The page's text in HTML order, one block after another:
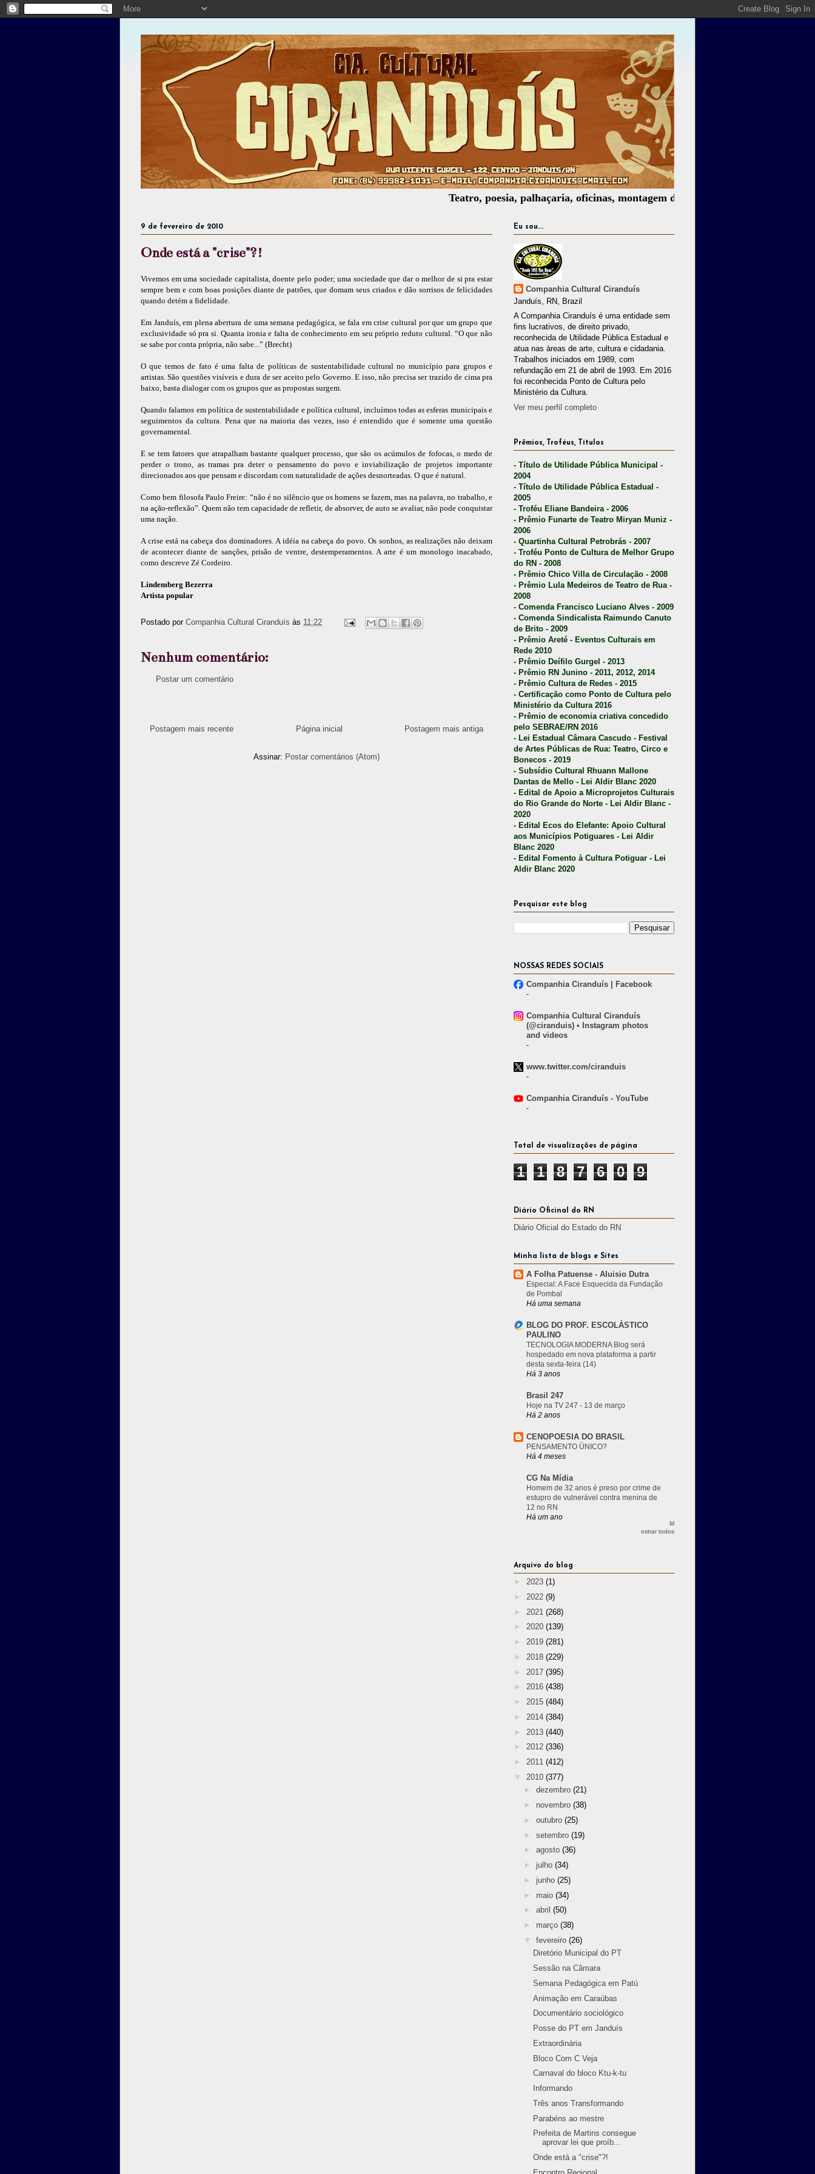
Teatro, poesia, palhaçaria, oficinas, montagem de espetáculos, assessoria cultural,
9 de fevereiro de 2010
Onde está a "crise"?!
Vivemos em uma sociedade capitalista, doente pelo poder; uma sociedade que dar o melhor de si pra estar
sempre bem e com boas posições diante de patrões, que domam seus criados e dão sorrisos de felicidades
quando detém a fidelidade.
Em Janduís, em plena abertura de uma semana pedagógica, se fala em crise cultural por que um grupo que
exclusividade só pra si. Quanta ironia e falta de conhecimento em seu próprio reduto cultural. “O que não
se sabe por conta própria, não sabe...” (Brecht)
O que temos de fato é uma falta de políticas de sustentabilidade cultural no município para grupos e
artistas. São questões visíveis e dura de ser aceito pelo Governo. E isso, não precisa ser trazido de cima pra
baixo, basta dialogar com os grupos que as propostas surgem.
Quando falamos em política de sustentabilidade e política cultural, incluímos todas as esferas municipais e
seguimentos da cultura. Pena que na maioria das vezes, isso é entendido que é somente uma questão
governamental.
E se tem fatores que atrapalham bastante qualquer processo, que são os acúmulos de fofocas, o medo de
perder o trono, as tramas pra deter o pensamento do povo e inviabilização de projetos importante
direcionados aos que pensam e discordam com naturalidade de ações desnorteadas. O que é natural.
Como bem filosofa Paulo Freire: “não é no silêncio que os homens se fazem, mas na palavra, no trabalho, e
na ação-reflexão”. Quem não tem capacidade de refletir, de absorver, de auto se avaliar, não pode conquistar
uma nação.
A crise está na cabeça dos dominadores. A idéia na cabeça do povo. Os sonhos, as realizações não deixam
de acontecer diante de sanções, prisão de ventre, destemperamentos. A arte é um monologo inacabado,
como descreve Zé Cordeiro.
Lindemberg Bezerra
Artista popular
Postado por Companhia Cultural Ciranduís às 11:22
Nenhum comentário:
Postar um comentário
Postagem mais recente Postagem mais antiga
Página inicial
Assinar: Postar comentários (Atom)
Eu sou...
Companhia Cultural Ciranduís
Janduís, RN, Brazil
A Companhia Ciranduís é uma entidade sem
fins lucrativos, de direito privado,
reconhecida de Utilidade Pública Estadual e
atua nas àreas de arte, cultura e cidadania.
Trabalhos iniciados em 1989, com
refundação em 21 de abril de 1993. Em 2016
foi reconhecida Ponto de Cultura pelo
Ministério da Cultura.
Ver meu perfil completo
Prêmios, Troféus, Títulos
- Título de Utilidade Pública Municipal -
2004
- Título de Utilidade Pública Estadual -
2005
- Troféu Eliane Bandeira - 2006
- Prêmio Funarte de Teatro Miryan Muniz -
2006
- Quartinha Cultural Petrobrás - 2007
- Troféu Ponto de Cultura de Melhor Grupo
do RN - 2008
- Prêmio Chico Villa de Circulação - 2008
- Prêmio Lula Medeiros de Teatro de Rua -
2008
- Comenda Francisco Luciano Alves - 2009
- Comenda Sindicalista Raimundo Canuto
de Brito - 2009
- Prêmio Areté - Eventos Culturais em
Rede 2010
- Prêmio Deífilo Gurgel - 2013
- Prêmio RN Junino - 2011, 2012, 2014
- Prêmio Cultura de Redes - 2015
- Certificação como Ponto de Cultura pelo
Ministério da Cultura 2016
- Prêmio de economia criativa concedido
pelo SEBRAE/RN 2016
- Lei Estadual Câmara Cascudo - Festival
de Artes Públicas de Rua: Teatro, Circo e
Bonecos - 2019
- Subsídio Cultural Rhuann Mallone
Dantas de Mello - Lei Aldir Blanc 2020
- Edital de Apoio a Microprojetos Culturais
do Rio Grande do Norte - Lei Aldir Blanc -
2020
- Edital Ecos do Elefante: Apoio Cultural
aos Municípios Potiguares - Lei Aldir
Blanc 2020
- Edital Fomento à Cultura Potiguar - Lei
Aldir Blanc 2020
Pesquisar este blog
NOSSAS REDES SOCIAIS
Companhia Ciranduís | Facebook
-
Companhia Cultural Ciranduís
(@ciranduis) • Instagram photos
and videos
-
www.twitter.com/ciranduis
-
Companhia Ciranduís - YouTube
-
Total de visualizações de página
1 1 8 7 6 0 9
Diário Oficinal do RN
Diário Oficial do Estado do RN
Minha lista de blogs e Sites
A Folha Patuense - Aluisio Dutra
Especial: A Face Esquecida da Fundação
de Pombal
Há uma semana
BLOG DO PROF. ESCOLÁSTICO
PAULINO
TECNOLOGIA MODERNA Blog será
hospedado em nova plataforma a partir
desta sexta-feira (14)
Há 3 anos
Brasil 247
Hoje na TV 247 - 13 de março
Há 2 anos
CENOPOESIA DO BRASIL
PENSAMENTO ÚNICO?
Há 4 meses
CG Na Mídia
Homem de 32 anos é preso por crime de
estupro de vulnerável contra menina de
12 no RN
Há um ano
M
ostrar todos
Arquivo do blog
► 2023 (1)
► 2022 (9)
► 2021 (268)
► 2020 (139)
► 2019 (281)
► 2018 (229)
► 2017 (395)
► 2016 (438)
► 2015 (484)
► 2014 (384)
► 2013 (440)
► 2012 (336)
► 2011 (412)
▼ 2010 (377)
► dezembro (21)
► novembro (38)
► outubro (25)
► setembro (19)
► agosto (36)
► julho (34)
► junho (25)
► maio (34)
► abril (50)
► março (38)
▼ fevereiro (26)
Diretório Municipal do PT
Sessão na Câmara
Semana Pedagógica em Patú
Animação em Caraúbas
Documentário sociológico
Posse do PT em Janduís
Extraordinária
Bloco Com C Veja
Carnaval do bloco Ktu-k-tu
Informando
Três anos Transformando
Parabéns ao mestre
Prefeita de Martins consegue
aprovar lei que proíb...
Onde está a "crise"?!